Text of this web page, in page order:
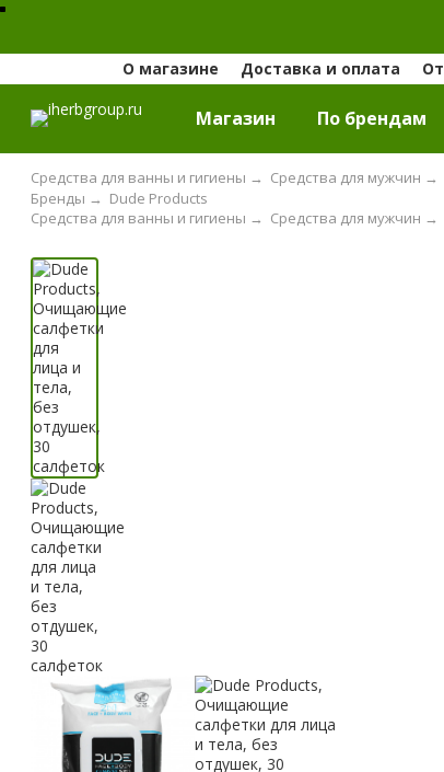
О магазине
Доставка и оплата
Магазин По брендам
Средства для ванны и гигиены → Средства для мужчин →
Dude Products
Бренды →
Средства для мужчин →
Средства для ванны и гигиены →